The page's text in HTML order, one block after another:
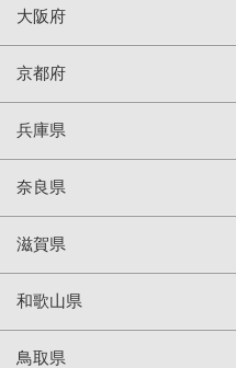
大阪府
京都府
兵庫県
奈良県
滋賀県
和歌山県
鳥取県